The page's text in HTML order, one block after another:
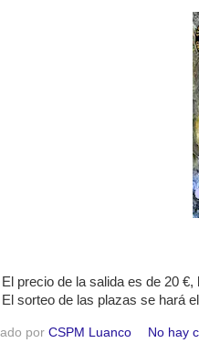
El precio de la salida es de 20
El sorteo de las plazas se hará
por CSPM Luanco
No hay